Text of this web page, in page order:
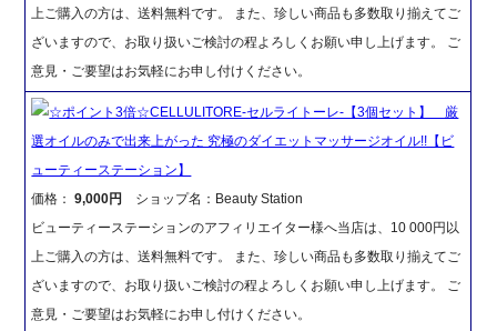
上ご購入の方は、送料無料です。 また、珍しい商品も多数取り揃えてご
ざいますので、お取り扱いご検討の程よろしくお願い申し上げます。 ご
意見・ご要望はお気軽にお申し付けください。
☆ポイント3倍☆CELLULITORE-セルライトーレ-【3個セット】 厳
選オイルのみで出来上がった 究極のダイエットマッサージオイル!!【ビ
ューティーステーション】
価格：9,000円
ショップ名：Beauty Station
ビューティーステーションのアフィリエイター様へ当店は、10 000円以
上ご購入の方は、送料無料です。 また、珍しい商品も多数取り揃えてご
ざいますので、お取り扱いご検討の程よろしくお願い申し上げます。 ご
意見・ご要望はお気軽にお申し付けください。